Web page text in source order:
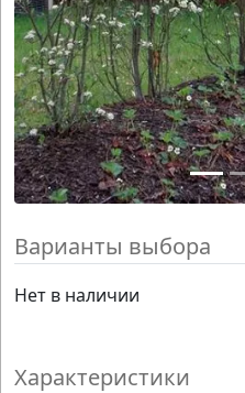
Варианты выбора
Нет в наличии
Характеристики